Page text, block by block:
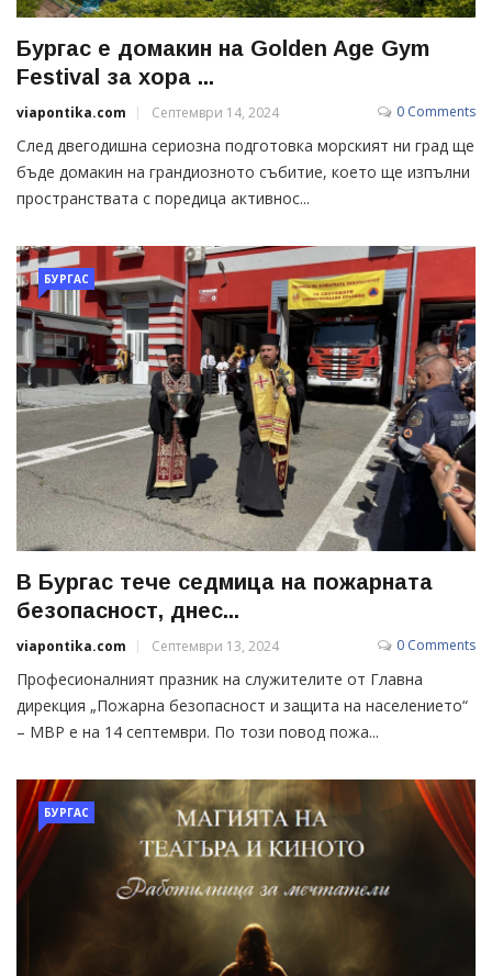
Бургас е домакин на Golden Age Gym
Festival за хора ...
viapontika.com Септември 14, 2024 0 Comments
След двегодишна сериозна подготовка морският ни град ще
бъде домакин на грандиозното събитие, което ще изпълни
пространствата с поредица активнос...
БУРГАС
В Бургас тече седмица на пожарната
безопасност, днес...
viapontika.com Септември 13, 2024 0 Comments
Професионалният празник на служителите от Главна
дирекция „Пожарна безопасност и защита на населението“
– МВР е на 14 септември. По този повод пожа...
БУРГАС